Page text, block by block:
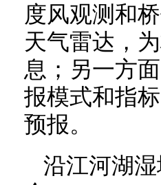
度风观测和
天气雷达，
息；另一方
报模式和指
预报。
沿江河湖